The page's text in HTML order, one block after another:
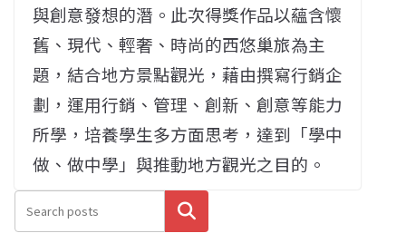
與創意發想的潛。此次得獎作品以蘊含懷
舊、現代、輕奢、時尚的西悠巢旅為主
題，結合地方景點觀光，藉由撰寫行銷企
劃，運用行銷、管理、創新、創意等能力
所學，培養學生多方面思考，達到「學中
做、做中學」與推動地方觀光之目的。
搜尋